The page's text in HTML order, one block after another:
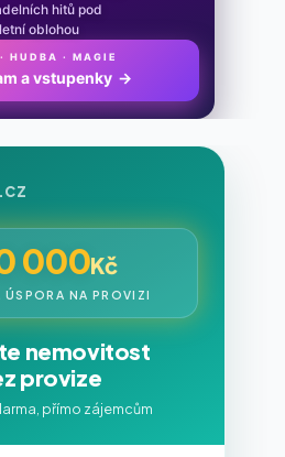
hitů pod
letní oblohou
HUDBA · MAGIE
a vstupenky →
000Kč
ÚSPORA NA PROVIZI
nemovitost
provize
přímo zájemcům